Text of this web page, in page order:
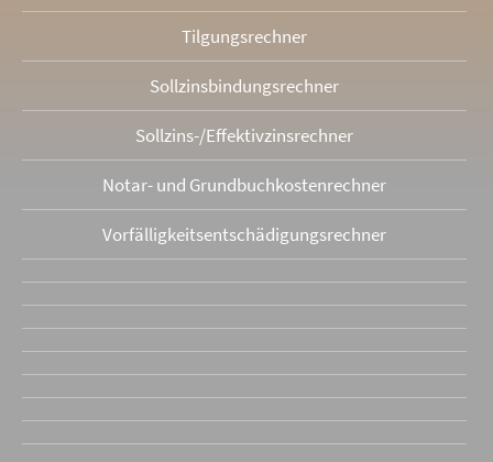
Tilgungsrechner
Sollzinsbindungs­rechner
Sollzins-/Effektivzins­rechner
Notar- und Grundbuchkosten­rechner
Vorfälligkeits­entschädigungs­rechner